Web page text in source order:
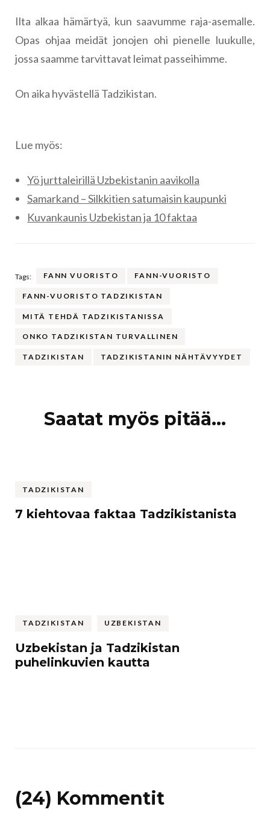
Ilta alkaa hämärtyä, kun saavumme raja-asemalle.
Opas ohjaa meidät jonojen ohi pienelle luukulle,
jossa saamme tarvittavat leimat passeihimme.
On aika hyvästellä Tadzikistan.
Lue myös:
Yö jurttaleirillä Uzbekistanin aavikolla
Samarkand – Silkkitien satumaisin kaupunki
Kuvankaunis Uzbekistan ja 10 faktaa
Tags: FANN VUORISTO FANN-VUORISTO
FANN-VUORISTO TADZIKISTAN
MITÄ TEHDÄ TADZIKISTANISSA
ONKO TADZIKISTAN TURVALLINEN
TADZIKISTAN TADZIKISTANIN NÄHTÄVYYDET
Artikkelien
Saatat myös pitää...
TADZIKISTAN
7 kiehtovaa faktaa Tadzikistanista
TADZIKISTAN UZBEKISTAN
Uzbekistan ja Tadzikistan
puhelinkuvien kautta
(24) Kommentit